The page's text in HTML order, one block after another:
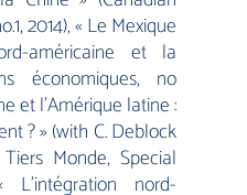
2014), « Le Mexique
américaine et la
économiques, no
et l’Amérique latine :
? » (with C. Deblock
Monde, Special
nord-